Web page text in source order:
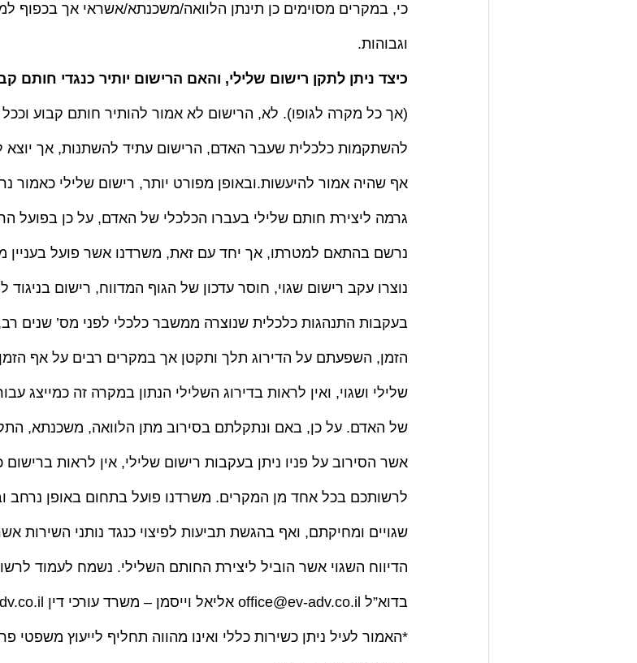
כי, במקרים מסוימים כן תינתן הלוואה/משכנתא/אשראי אך בכפוף
וגבוהות.
כיצד ניתן לתקן רישום שלילי, והאם הרישום יותיר כנגדי חותם
(אך כל מקרה לגופו). לא, הרישום לא אמור להותיר חותם קבוע
להשתקמות כלכלית שעבר האדם, הרישום עתיד להשתנות, אך יוצא
אף שהיה אמור להיעשות.ובאופן מפורט יותר, רישום שלילי
גרמה ליצירת חותם שלילי בעברו הכלכלי של האדם, על כן בפועל
נרשם בהתאם למטרתו, אך יחד עם זאת, משרדנו אשר פועל בעניין
נוצרו עקב רישום שגוי, חוסר עדכון של הגוף המדווח, רישום בניגוד
בעקבות התנהגות כלכלית שנוצרה ממשבר כלכלי לפני מס’ שנים
הזמן, השפעתם על הדירוג תלך ותקטן אך במקרים רבים על אף
שלילי ושגוי, ואין לראות בדירוג השלילי הנתון במקרה זה כמייצג
של האדם. על כן, באם ונתקלתם בסירוב מתן הלוואה, משכנתא,
אשר הסירוב על פניו ניתן בעקבות רישום שלילי, אין לראות
לרשותכם בכל אחד מן המקרים. משרדנו פועל בתחום באופן נרחב
שגויים ומחיקתם, ואף בהגשת תביעות לפיצוי כנגד נותני השירות
בדוא”ל office@ev-adv.co.il אליאל וייסמן – משרד עורכי דין www.ev-adv.co.il
*האמור לעיל ניתן כשירות כללי ואינו מהווה תחליף לייעוץ משפטי